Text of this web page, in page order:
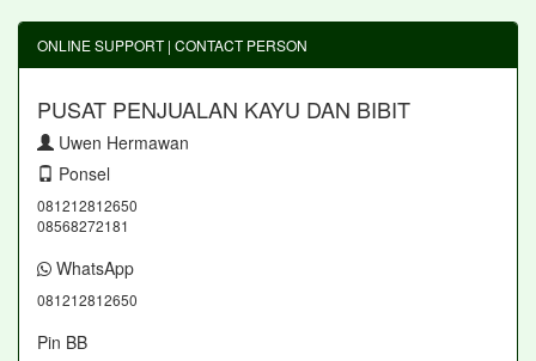
ONLINE SUPPORT | CONTACT PERSON
PUSAT PENJUALAN KAYU DAN BIBIT
Uwen Hermawan
Ponsel
081212812650
08568272181
WhatsApp
081212812650
Pin BB